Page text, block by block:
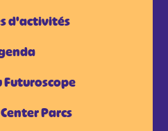
d'activités
Futuroscope
Parcs